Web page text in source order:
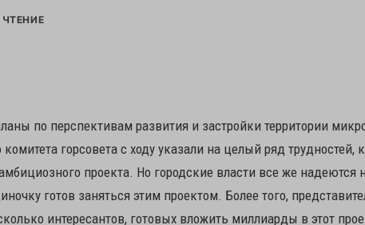
по перспективам развития и застройки территории
горсовета с ходу указали на целый ряд трудностей,
проекта. Но городские власти все же надеются
готов заняться этим проектом. Более того,
интересантов, готовых вложить миллиарды в этот